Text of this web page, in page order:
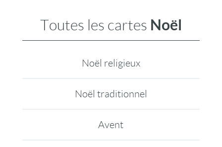
Toutes les cartes Noël
Noël religieux
Noël traditionnel
Avent